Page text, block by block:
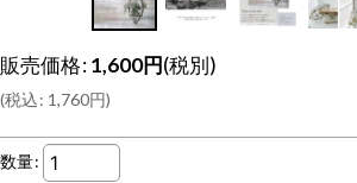
販売価格:1,600円(税別)
(税込: 1,760円)
数量: